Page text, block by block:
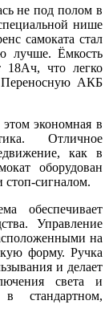
не под полом в
нише
самоката стал
лучше. Ёмкость
18Ач, что легко
Переносную АКБ
этом экономная в
Отличное
как в
оборудован
сигналом.
обеспечивает
Управление
на
форму. Ручка
и делает
света и
стандартном,